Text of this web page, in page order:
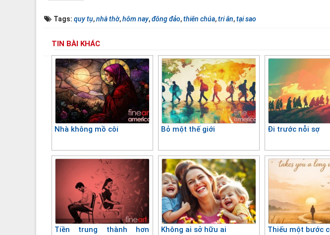
Tags: quy tụ,nhà thờ,hôm nay,đông đảo,thiên chúa,tri ân,tại sao
TIN BÀI KHÁC
Nhà không mồ côi Bỏ một thế giới Đi trước nỗi sợ
Tiền trung thành hơn
Không ai sở hữu ai Thiếu một bước